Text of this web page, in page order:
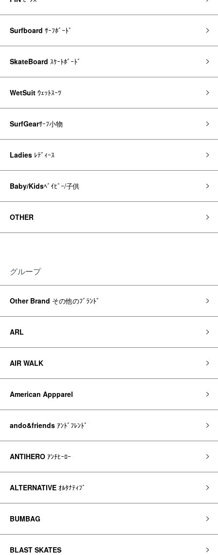
Surfboard ｻｰﾌﾎﾞｰﾄﾞ
SkateBoard ｽｹｰﾄﾎﾞｰﾄﾞ
WetSuit ｳｪｯﾄｽｰﾂ
SurfGearｻｰﾌ小物
Ladies ﾚﾃﾞｨｰｽ
Baby/Kidsﾍﾞｲﾋﾞｰ/子供
OTHER
グループ
Other Brand その他のﾌﾞﾗﾝﾄﾞ
ARL
AIR WALK
American Appparel
ando&friends ｱﾝﾄﾞﾌﾚﾝﾄﾞ
ANTIHERO ｱﾝﾁﾋｰﾛｰ
ALTERNATIVE ｵﾙﾀﾅﾃｨﾌﾞ
BUMBAG
BLAST SKATES